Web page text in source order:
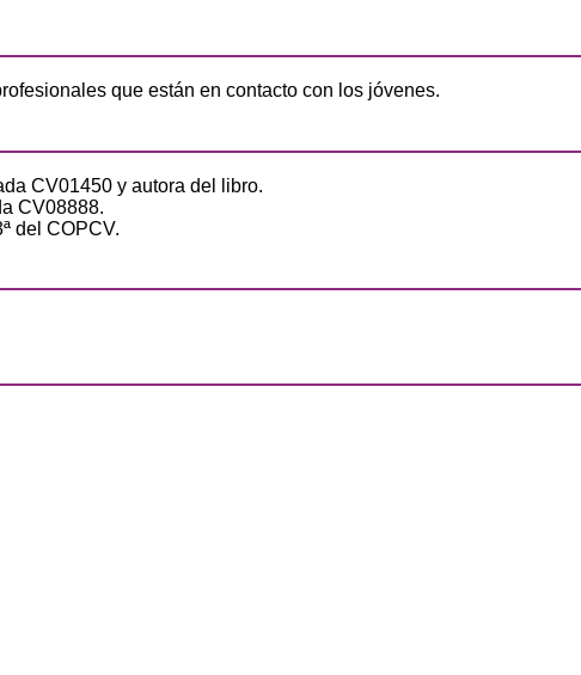
que están en contacto con los jóvenes.
CV01450 y autora del libro.
CV08888.
del COPCV.